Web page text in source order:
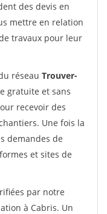
des devis en
mettre en relation
travaux pour leur
réseau Trouver-
gratuite et sans
recevoir des
Une fois la
demandes de
et sites de
par notre
à Cabris. Un